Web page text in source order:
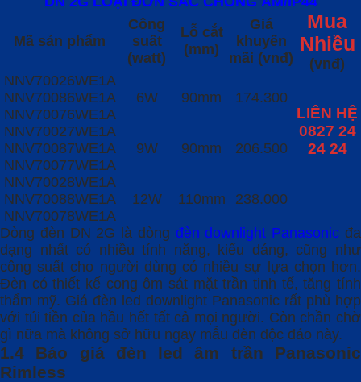
Mã sản phẩm
Công
suất
(watt)
Lỗ cắt
(mm)
Giá
khuyến
mãi (vnđ)
Mua
Nhiều
(vnđ)
NNV70026WE1A
NNV70086WE1A
NNV70076WE1A
6W 90mm 174.300
LIÊN HỆ
0827 24
24 24
NNV70027WE1A
NNV70087WE1A
NNV70077WE1A
9W 90mm 206.500
NNV70028WE1A
NNV70088WE1A
NNV70078WE1A
12W 110mm 238.000
Dòng đèn DN 2G là dòng đèn downlight Panasonic đa
dạng nhất có nhiều tính năng, kiểu dáng, cũng như
công suất cho người dùng có nhiều sự lựa chọn hơn.
Đèn có thiết kế cong ôm sát mặt trần tinh tế, tăng tính
thẩm mỹ. Giá đèn led downlight Panasonic rất phù hợp
với túi tiền của hầu hết tất cả mọi người. Còn chần chờ
gì nữa mà không sở hữu ngay mẫu đèn độc đáo này.
1.4 Báo giá đèn led âm trần Panasonic
Rimless